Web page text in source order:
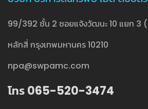
99/392 ชั้น 2 ซอยแจ้งวัฒนะ 10 แยก 3
หลักสี่ กรุงเทพมหานคร 10210
npa@swpamc.com
โทร 065-520-3474